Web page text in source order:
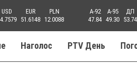
USD
EUR
51.6148
PLN
12.0088
A-92
47.84
A-95
49.30
ДП
53.74
Наголос PTV День